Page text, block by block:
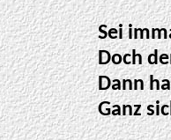
Sei
Doch
Dann
Ganz